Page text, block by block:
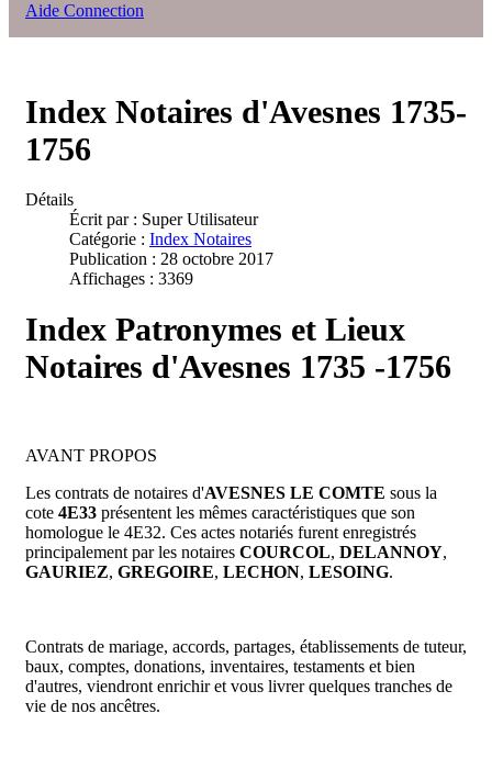
Aide Connection
Index Notaires d'Avesnes 1735-
1756
Détails
Écrit par : Super Utilisateur
Catégorie : Index Notaires
Publication : 28 octobre 2017
Affichages : 3369
Index Patronymes et Lieux
Notaires d'Avesnes 1735 -1756
AVANT PROPOS
Les contrats de notaires d'AVESNES LE COMTE sous la
cote 4E33 présentent les mêmes caractéristiques que son
homologue le 4E32. Ces actes notariés furent enregistrés
principalement par les notaires COURCOL, DELANNOY,
GAURIEZ, GREGOIRE, LECHON, LESOING.
Contrats de mariage, accords, partages, établissements de tuteur,
baux, comptes, donations, inventaires, testaments et bien
d'autres, viendront enrichir et vous livrer quelques tranches de
vie de nos ancêtres.